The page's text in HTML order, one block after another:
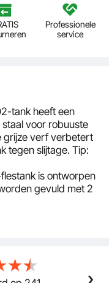
Professionele
service
tank heeft een
voor robuuste
grijze verf verbetert
tegen slijtage. Tip:
is ontworpen
gevuld met 2
en ideaal
CO2-tank
liefst 1800 PSI en